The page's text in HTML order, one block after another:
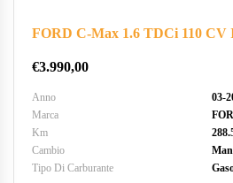
FORD C-Max 1.6 TDCi 110 CV
€3.990,00
Anno
03-
Marca
Km
Cambio
Tipo Di Carburante